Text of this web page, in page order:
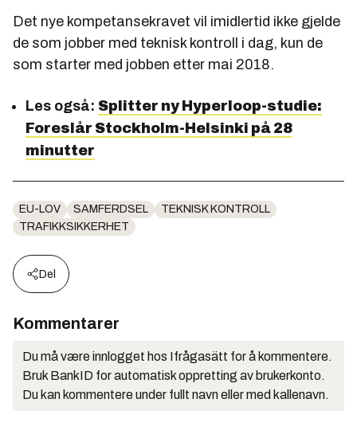
Det nye kompetansekravet vil imidlertid ikke gjelde
de som jobber med teknisk kontroll i dag, kun de
som starter med jobben etter mai 2018.
Les også: Splitter ny Hyperloop-studie:
Foreslår Stockholm-Helsinki på 28
minutter
EU-LOV SAMFERDSEL
TEKNISK KONTROLL
TRAFIKKSIKKERHET
Del
Kommentarer
Du må være innlogget hos Ifrågasätt for å kommentere.
Bruk BankID for automatisk oppretting av brukerkonto.
Du kan kommentere under fullt navn eller med kallenavn.